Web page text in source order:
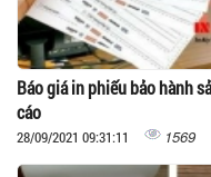
Báo giá in phiếu bảo hành
cáo
28/09/2021 09:31:11 1569